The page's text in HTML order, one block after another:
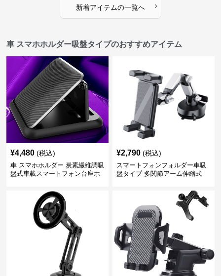
新着アイテムの一覧へ ›
車 スマホホルダー吸盤タイプのおすすめアイテム
¥4,480 (税込)
車 スマホホルダー 炭素繊維調吸
盤式車載スマートフォン台座ホ
¥2,790 (税込)
スマートフォンフォルダー車吸
盤タイプ 多関節アーム伸縮式